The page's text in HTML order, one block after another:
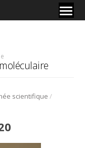
scientifique /